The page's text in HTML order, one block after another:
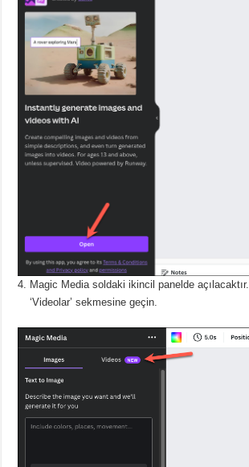
Magic Media soldaki ikincil panelde açılacaktır.
‘Videolar’ sekmesine geçin.